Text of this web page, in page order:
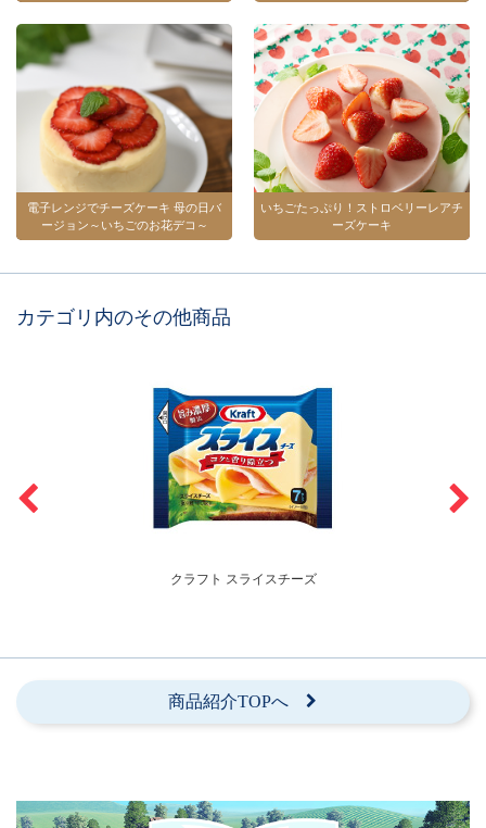
電子レンジでチーズケーキ 母の日バ
ージョン～いちごのお花デコ～
いちごたっぷり！ストロベリーレアチ
ーズケーキ
カテゴリ内のその他商品
クラフト スライスチーズ
商品紹介TOPへ